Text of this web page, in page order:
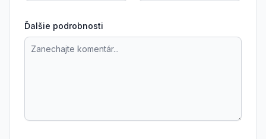
Ďalšie podrobnosti